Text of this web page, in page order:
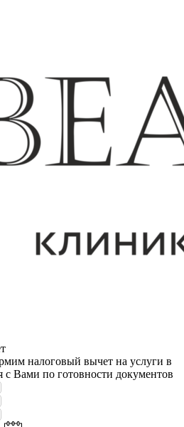
налоговый вычет на услуги в
с Вами по готовности документов